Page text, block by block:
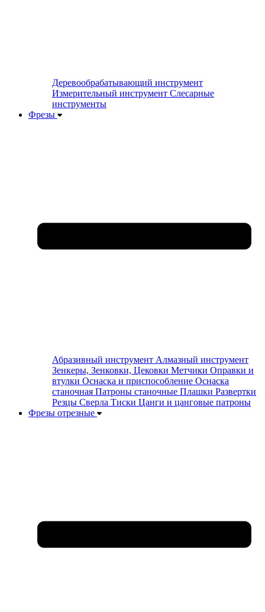
Деревообрабатывающий инструмент
Измерительный инструмент Слесарные
инструменты
Фрезы
Абразивный инструмент Алмазный инструмент
Зенкеры, Зенковки, Цековки Метчики Оправки и
втулки Оснаска и приспособление Оснаска
станочная Патроны станочные Плашки Развертки
Резцы Сверла Тиски Цанги и цанговые патроны
Фрезы отрезные